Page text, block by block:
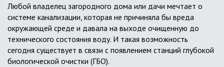
Любой владелец загородного дома или дачи мечтает о
системе канализации, которая не причиняла бы вреда
окружающей среде и давала на выходе очищенную до
технического состояния воду. И такая возможность
сегодня существует в связи с появлением станций глубокой
биологической очистки (ГБО).